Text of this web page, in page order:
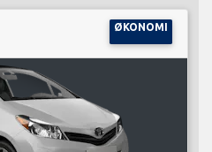
ØKONOMI